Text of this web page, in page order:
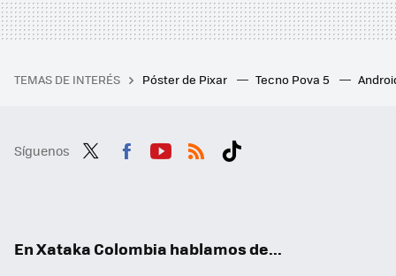
TEMAS DE INTERÉS Póster de Pixar Tecno Pova 5
Síguenos
En Xataka Colombia hablamos de...